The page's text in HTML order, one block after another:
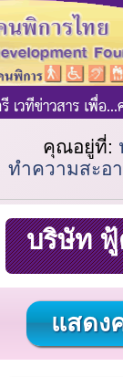
คุณอยู่ที่:
ทำความสะอ
บริษัท ฟู้
แสดง